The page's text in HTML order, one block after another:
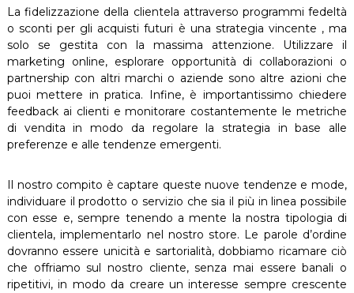
La fidelizzazione della clientela attraverso programmi fedeltà
o sconti per gli acquisti futuri è una strategia vincente , ma
solo se gestita con la massima attenzione. Utilizzare il
marketing online, esplorare opportunità di collaborazioni o
partnership con altri marchi o aziende sono altre azioni che
puoi mettere in pratica. Infine, è importantissimo chiedere
feedback ai clienti e monitorare costantemente le metriche
di vendita in modo da regolare la strategia in base alle
preferenze e alle tendenze emergenti.
Il nostro compito è captare queste nuove tendenze e mode,
individuare il prodotto o servizio che sia il più in linea possibile
con esse e, sempre tenendo a mente la nostra tipologia di
clientela, implementarlo nel nostro store. Le parole d’ordine
dovranno essere unicità e sartorialità, dobbiamo ricamare ciò
che offriamo sul nostro cliente, senza mai essere banali o
ripetitivi, in modo da creare un interesse sempre crescente